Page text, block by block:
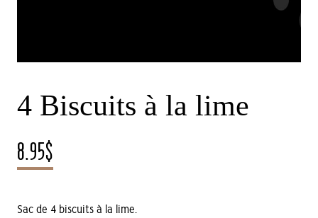
4 Biscuits à la lime
8.95$
Sac de 4 biscuits à la lime.